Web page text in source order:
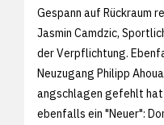
Gespann auf Rückraum
Jasmin Camdzic,
der Verpflichtung.
Neuzugang Philipp
angschlagen gefehlt
ebenfalls ein "Neuer":